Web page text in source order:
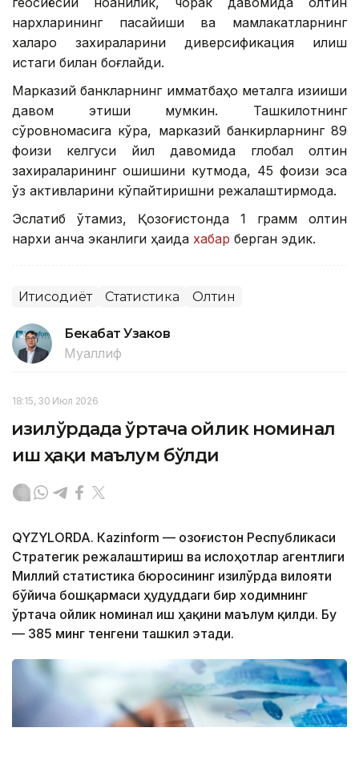
нархларининг пасайиши ва мамлакатларнинг
халқаро захираларини диверсификация қилиш
истаги билан боғлайди.
Марказий банкларнинг қимматбаҳо металга қизиқиши
давом этиши мумкин. Ташкилотнинг
сўровномасига кўра, марказий банкирларнинг 89
фоизи келгуси йил давомида глобал олтин
захираларининг ошишини кутмоқда, 45 фоизи эса
ўз активларини кўпайтиришни режалаштирмоқда.
Эслатиб ўтамиз, Қозоғистонда 1 грамм олтин
нархи қанча эканлиги ҳақида хабар берган эдик.
Иқтисодиёт Статистика Олтин
Бекабат Узаков
Муаллиф
18:15, 30 Июл 2026
Қизилўрдада ўртача ойлик номинал
иш ҳақи маълум бўлди
QYZYLORDA. Кazinform — Қозоғистон Республикаси
Стратегик режалаштириш ва ислоҳотлар агентлиги
Миллий статистика бюросининг Қизилўрда вилояти
бўйича бошқармаси ҳудуддаги бир ходимнинг
ўртача ойлик номинал иш ҳақини маълум қилди. Бу
— 385 минг тенгени ташкил этади.